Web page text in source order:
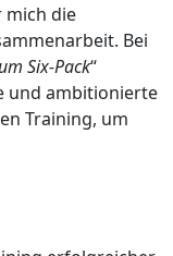
mich die
Bei
Six-Pack“
und ambitionierte
Training, um